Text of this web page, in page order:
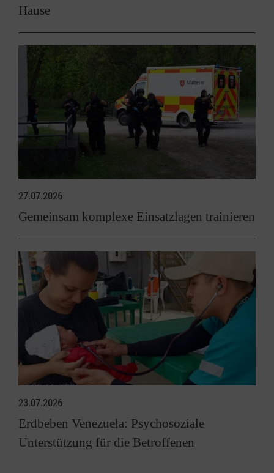
Hause
27.07.2026
Gemeinsam komplexe Einsatzlagen trainieren
23.07.2026
Erdbeben Venezuela: Psychosoziale
Unterstützung für die Betroffenen